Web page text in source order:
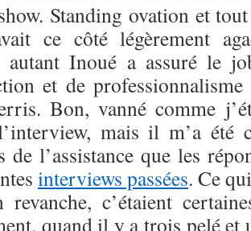
Standing ovation et
ce côté légèrement
autant Inoué a assuré le
et de
Bon, vanné comme
mais il m’a été
de l’assistance que les
interviews passées. Ce
revanche, c’étaient
quand il y a trois pelé et